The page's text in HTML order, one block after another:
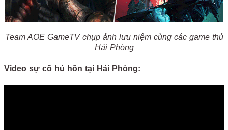
Team AOE GameTV chụp ảnh lưu niệm cùng các game thủ
Hải Phòng
Video sự cố hú hồn tại Hải Phòng: